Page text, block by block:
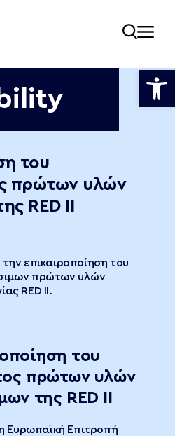
του
πρώτων υλών
RED II
επικαιροποίηση του
πρώτων υλών
RED II.
του
πρώτων υλών
της RED II
Ευρωπαϊκή Επιτροπή